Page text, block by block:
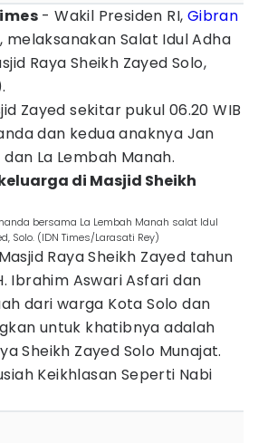
- Wakil Presiden RI, Gibran
, melaksanakan Salat Idul Adha
Raya Sheikh Zayed Solo,
Zayed sekitar pukul 06.20 WIB
dan kedua anaknya Jan
La Lembah Manah.
di Masjid Sheikh
bersama La Lembah Manah salat Idul
Solo. (IDN Times/Larasati Rey)
Raya Sheikh Zayed tahun
Ibrahim Aswari Asfari dan
dari warga Kota Solo dan
untuk khatibnya adalah
Sheikh Zayed Solo Munajat.
Keikhlasan Seperti Nabi